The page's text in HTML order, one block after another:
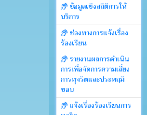
ข้อมูลเชิงสถิติการให้
บริการ
ช่องทางการแจ้งเรื่อง
ร้องเรียน
รายงานผลการดำเนิน
การเพื่อจัดการความเสี่ยง
การทุจริตและประพฤมิ
ชอบ
แจ้งเรื่องร้องเรียนการ